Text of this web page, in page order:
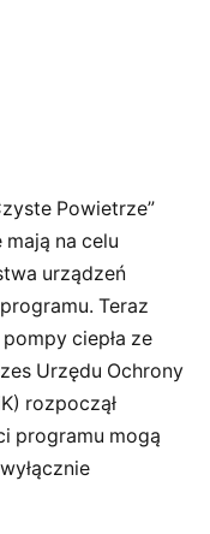
Powietrze”
na celu
urządzeń
Teraz
ciepła ze
Urzędu Ochrony
rozpoczął
programu mogą